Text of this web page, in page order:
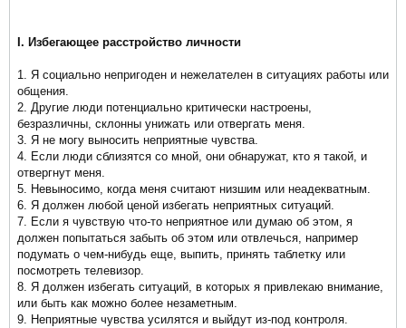
I. Избегающее расстройство личности
1. Я социально непригоден и нежелателен в ситуациях работы или
общения.
2. Другие люди потенциально критически настроены,
безразличны, склонны унижать или отвергать меня.
3. Я не могу выносить неприятные чувства.
4. Если люди сблизятся со мной, они обнаружат, кто я такой, и
отвергнут меня.
5. Невыносимо, когда меня считают низшим или неадекватным.
6. Я должен любой ценой избегать неприятных ситуаций.
7. Если я чувствую что-то неприятное или думаю об этом, я
должен попытаться забыть об этом или отвлечься, например
подумать о чем-нибудь еще, выпить, принять таблетку или
посмотреть телевизор.
8. Я должен избегать ситуаций, в которых я привлекаю внимание,
или быть как можно более незаметным.
9. Неприятные чувства усилятся и выйдут из-под контроля.